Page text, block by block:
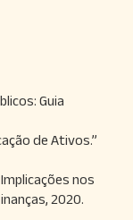
Guia
de Ativos.”
nos
2020.